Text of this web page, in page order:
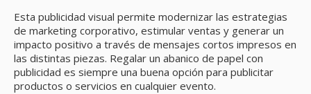
Esta publicidad visual permite modernizar las estrategias
de marketing corporativo, estimular ventas y generar un
impacto positivo a través de mensajes cortos impresos en
las distintas piezas. Regalar un abanico de papel con
publicidad es siempre una buena opción para publicitar
productos o servicios en cualquier evento.